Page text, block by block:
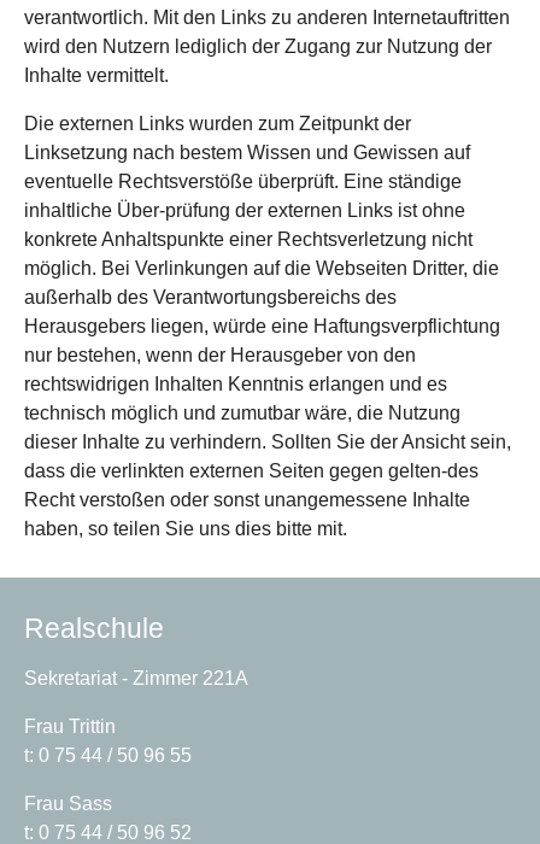
verantwortlich. Mit den Links zu anderen Internetauftritten
wird den Nutzern lediglich der Zugang zur Nutzung der
Inhalte vermittelt.
Die externen Links wurden zum Zeitpunkt der
Linksetzung nach bestem Wissen und Gewissen auf
eventuelle Rechtsverstöße überprüft. Eine ständige
inhaltliche Über-prüfung der externen Links ist ohne
konkrete Anhaltspunkte einer Rechtsverletzung nicht
möglich. Bei Verlinkungen auf die Webseiten Dritter, die
außerhalb des Verantwortungsbereichs des
Herausgebers liegen, würde eine Haftungsverpflichtung
nur bestehen, wenn der Herausgeber von den
rechtswidrigen Inhalten Kenntnis erlangen und es
technisch möglich und zumutbar wäre, die Nutzung
dieser Inhalte zu verhindern. Sollten Sie der Ansicht sein,
dass die verlinkten externen Seiten gegen gelten-des
Recht verstoßen oder sonst unangemessene Inhalte
haben, so teilen Sie uns dies bitte mit.
Realschule
Sekretariat - Zimmer 221A
Frau Trittin
t: 0 75 44 / 50 96 55
Frau Sass
t: 0 75 44 / 50 96 52